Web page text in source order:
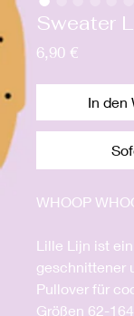
Sweater
6,90 €Preis
In den
WHOOP
Lille Lijn ist
geschnittener
Pullover für
Größen 62-